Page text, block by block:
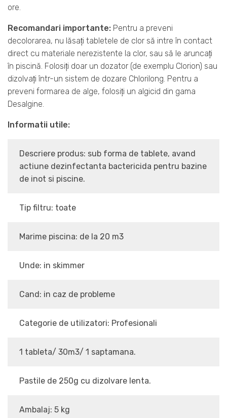
ore.
Recomandari importante: Pentru a preveni
decolorarea, nu lăsaţi tabletele de clor să intre în contact
direct cu materiale nerezistente la clor, sau să le aruncaţi
în piscină. Folosiţi doar un dozator (de exemplu Clorion) sau
dizolvaţi într-un sistem de dozare Chlorilong. Pentru a
preveni formarea de alge, folosiţi un algicid din gama
Desalgine.
Informatii utile:
Descriere produs: sub forma de tablete, avand
actiune dezinfectanta bactericida pentru bazine
de inot si piscine.
Tip filtru: toate
Marime piscina: de la 20 m3
Unde: in skimmer
Cand: in caz de probleme
Categorie de utilizatori: Profesionali
1 tableta/ 30m3/ 1 saptamana.
Pastile de 250g cu dizolvare lenta.
Ambalaj: 5 kg